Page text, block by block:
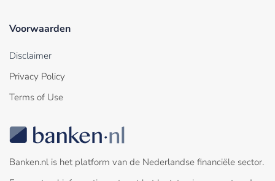
Voorwaarden
Disclaimer
Privacy Policy
Terms of Use
Banken.nl is het platform van de Nederlandse financiële sector.